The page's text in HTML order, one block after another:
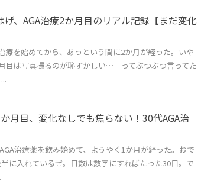
、AGA治療2か月目のリアル記録【まだ変化
療を始めてから、あっという間に2か月が経った。いや
目は写真撮るのが恥ずかしい…」ってぶつぶつ言ってた
月目、変化なしでも焦らない！30代AGA治
治療薬を飲み始めて、ようやく1か月が経った。おで
に入れているぜ。日数は数字にすればたった30日。で